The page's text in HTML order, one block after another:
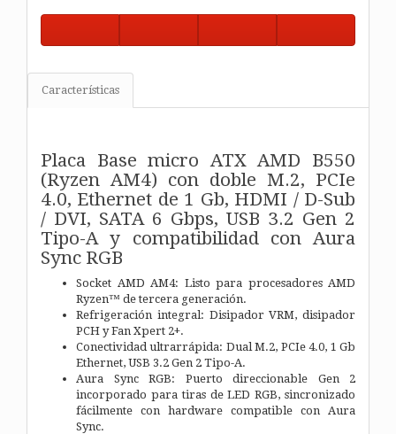
Características
Placa Base micro ATX AMD B550
(Ryzen AM4) con doble M.2, PCIe
4.0, Ethernet de 1 Gb, HDMI / D-Sub
/ DVI, SATA 6 Gbps, USB 3.2 Gen 2
Tipo-A y compatibilidad con Aura
Sync RGB
Socket AMD AM4: Listo para procesadores AMD
Ryzen™ de tercera generación.
Refrigeración integral: Disipador VRM, disipador
PCH y Fan Xpert 2+.
Conectividad ultrarrápida: Dual M.2, PCIe 4.0, 1 Gb
Ethernet, USB 3.2 Gen 2 Tipo-A.
Aura Sync RGB: Puerto direccionable Gen 2
incorporado para tiras de LED RGB, sincronizado
fácilmente con hardware compatible con Aura
Sync.